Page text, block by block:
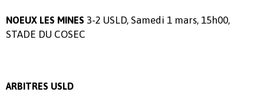
NOEUX LES MINES 3-2 USLD, Samedi 1 mars, 15h00,
STADE DU COSEC
ARBITRES USLD